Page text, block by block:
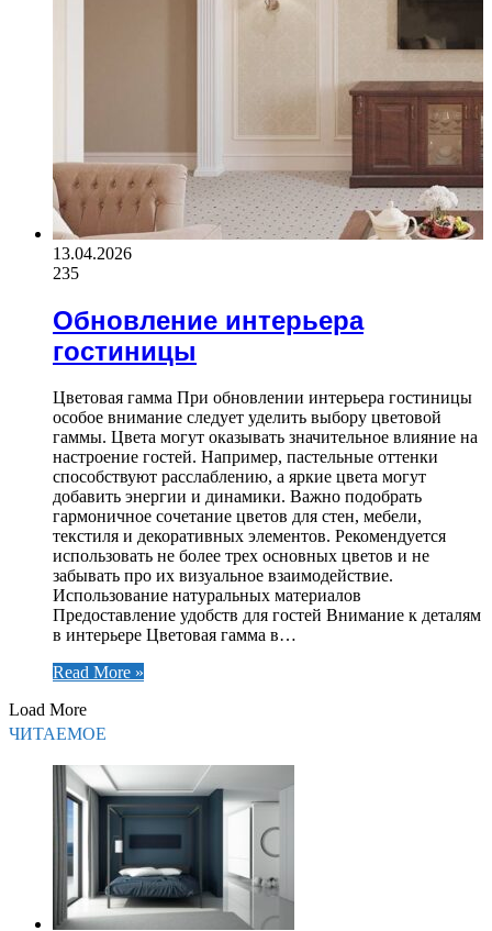
13.04.2026
235
Обновление интерьера
гостиницы
Цветовая гамма При обновлении интерьера гостиницы
особое внимание следует уделить выбору цветовой
гаммы. Цвета могут оказывать значительное влияние на
настроение гостей. Например, пастельные оттенки
способствуют расслаблению, а яркие цвета могут
добавить энергии и динамики. Важно подобрать
гармоничное сочетание цветов для стен, мебели,
текстиля и декоративных элементов. Рекомендуется
использовать не более трех основных цветов и не
забывать про их визуальное взаимодействие.
Использование натуральных материалов
Предоставление удобств для гостей Внимание к деталям
в интерьере Цветовая гамма в…
Read More »
Load More
ЧИТАЕМОЕ